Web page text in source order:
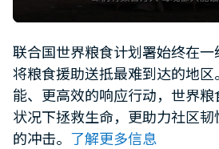
of
1
minute,
12
seconds
联合国世界粮食计划署始终在
将粮食援助送抵最难到达的地
能、更高效的响应行动，世界
状况下拯救生命，更助力社区
的冲击。 了解更多信息